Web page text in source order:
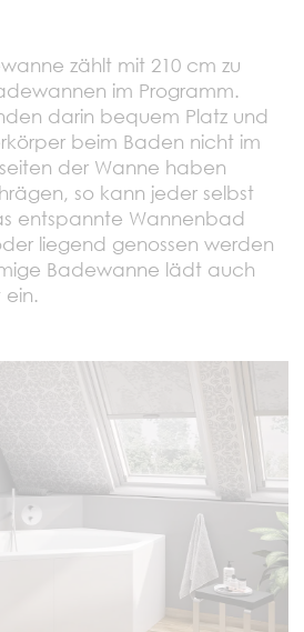
zählt mit 210 cm zu
im Programm.
darin bequem Platz und
beim Baden nicht im
der Wanne haben
so kann jeder selbst
entspannte Wannenbad
liegend genossen werden
Badewanne lädt auch
ein.